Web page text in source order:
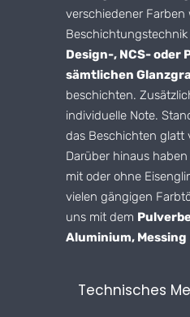
verschiedener Farben
Beschichtungstechnik
Design-, NCS- oder
sämtlichen
beschichten.
individuelle Note.
das Beschichten glatt
Darüber hinaus
mit oder ohne
vielen gängigen
uns mit dem
Aluminium, Messing
Technisches